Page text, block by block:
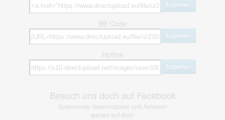
kopieren
BB Code
kopieren
Hotlink
kopieren
Besuch uns doch auf Facebook
Spannende Gewinnspiele und Aktionen
warten auf dich!